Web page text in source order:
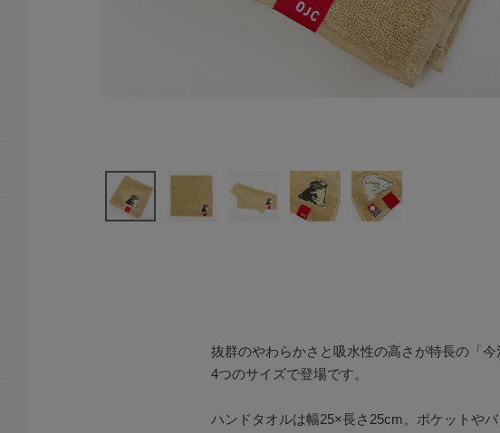
抜群のやわらかさと吸水性の高さが特長の「今
4つのサイズで登場です。
ハンドタオルは幅25×長さ25cm。ポケットや